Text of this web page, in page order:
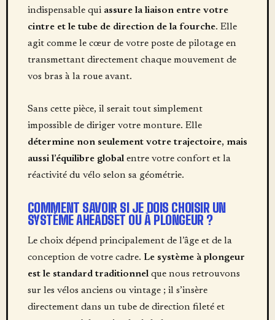
indispensable qui assure la liaison entre votre
cintre et le tube de direction de la fourche. Elle
agit comme le cœur de votre poste de pilotage en
transmettant directement chaque mouvement de
vos bras à la roue avant.
Sans cette pièce, il serait tout simplement
impossible de diriger votre monture. Elle
détermine non seulement votre trajectoire, mais
aussi l’équilibre globalentre votre confort et la
réactivité du vélo selon sa géométrie.
COMMENT SAVOIR SI JE DOIS CHOISIR UN
SYSTÈME AHEADSET OU À PLONGEUR ?
Le choix dépend principalement de l’âge et de la
conception de votre cadre. Le système à plongeur
est le standard traditionnelque nous retrouvons
sur les vélos anciens ou vintage ; il s’insère
directement dans un tube de direction fileté et